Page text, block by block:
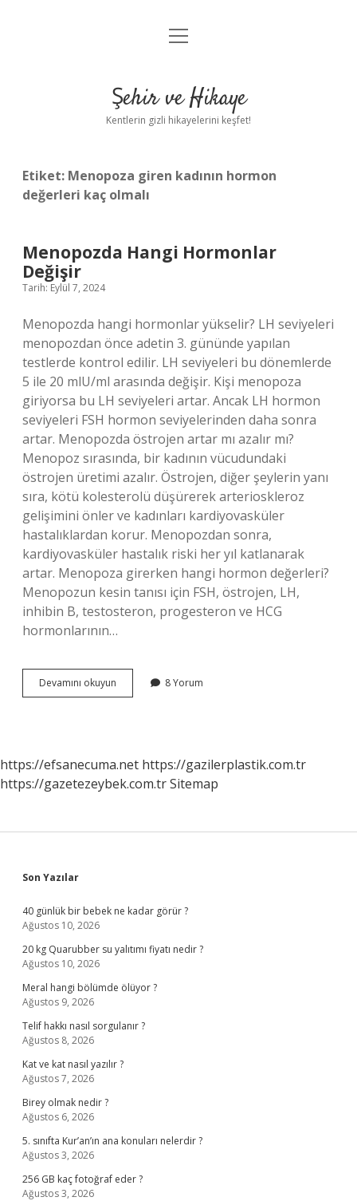
Anasayfa
Yasal Uyarı
menüyü
Şehir ve Hikaye
Kentlerin gizli hikayelerini keşfet!
Etiket: Menopoza giren kadının hormon
değerleri kaç olmalı
Menopozda Hangi Hormonlar
Değişir
Tarih: Eylül 7, 2024
Menopozda hangi hormonlar yükselir? LH seviyeleri
menopozdan önce adetin 3. gününde yapılan
testlerde kontrol edilir. LH seviyeleri bu dönemlerde
5 ile 20 mlU/ml arasında değişir. Kişi menopoza
giriyorsa bu LH seviyeleri artar. Ancak LH hormon
seviyeleri FSH hormon seviyelerinden daha sonra
artar. Menopozda östrojen artar mı azalır mı?
Menopoz sırasında, bir kadının vücudundaki
östrojen üretimi azalır. Östrojen, diğer şeylerin yanı
sıra, kötü kolesterolü düşürerek arterioskleroz
gelişimini önler ve kadınları kardiyovasküler
hastalıklardan korur. Menopozdan sonra,
kardiyovasküler hastalık riski her yıl katlanarak
artar. Menopoza girerken hangi hormon değerleri?
Menopozun kesin tanısı için FSH, östrojen, LH,
inhibin B, testosteron, progesteron ve HCG
hormonlarının…
Devamını okuyun Menopozda
Hangi
8 Yorum
https://efsanecuma.net https://gazilerplastik.com.tr
https://gazetezeybek.com.trSitemap
Sidebar
Son Yazılar
40 günlük bir bebek ne kadar görür ?
Ağustos 10, 2026
20 kg Quarubber su yalıtımı fiyatı nedir ?
Ağustos 10, 2026
Meral hangi bölümde ölüyor ?
Ağustos 9, 2026
Telif hakkı nasıl sorgulanır ?
Ağustos 8, 2026
Kat ve kat nasıl yazılır ?
Ağustos 7, 2026
Birey olmak nedir ?
Ağustos 6, 2026
5. sınıfta Kur’an’ın ana konuları nelerdir ?
Ağustos 3, 2026
256 GB kaç fotoğraf eder ?
Ağustos 3, 2026